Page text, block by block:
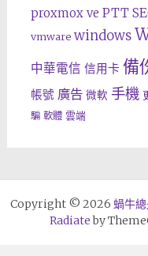
proxmox ve PTT
vmware windows
中華電信 信用卡 備
帳號 廣告 微軟 手機
騙 軟體 雲端
Copyright © 2026 蝸牛
Radiateby